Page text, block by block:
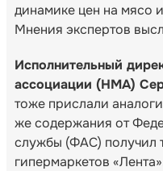
динамике цен на мясо
Мнения экспертов
Исполнительный
ассоциации (НМА)
тоже прислали
же содержания от
службы (ФАС) получил
гипермаркетов